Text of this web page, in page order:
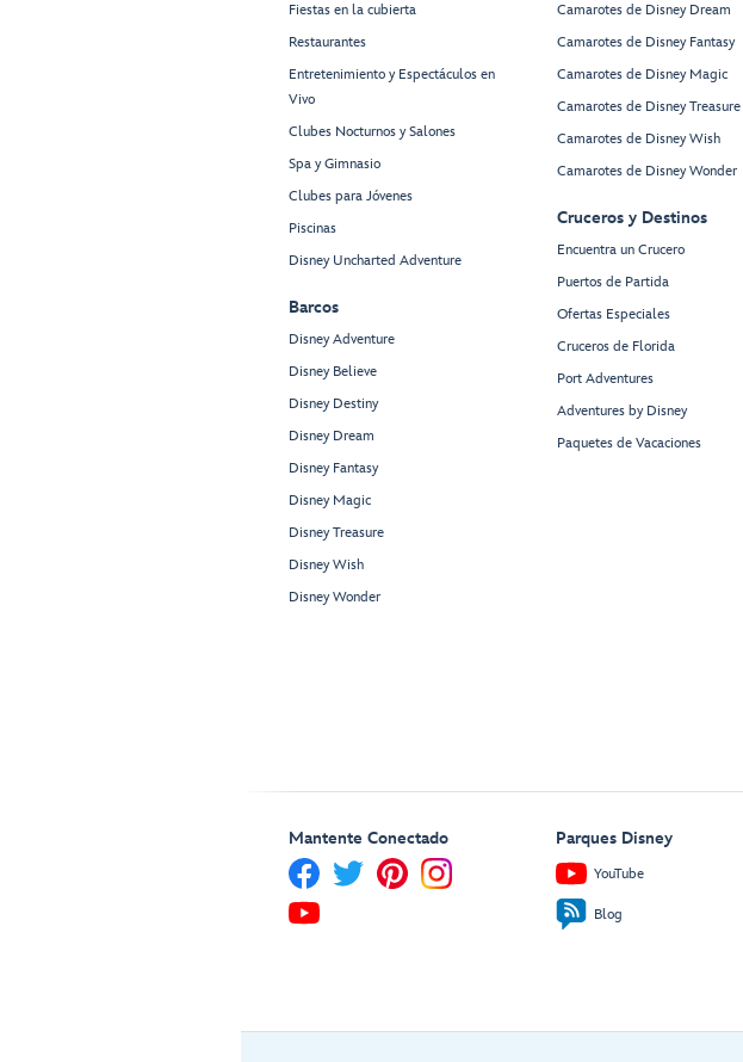
Fiestas en la cubierta
Restaurantes
Entretenimiento y Espectáculos en
Vivo
Clubes Nocturnos y Salones
Spa y Gimnasio
Clubes para Jóvenes
Piscinas
Disney Uncharted Adventure
Barcos
Disney Adventure
Disney Believe
Disney Destiny
Disney Dream
Disney Fantasy
Disney Magic
Disney Treasure
Disney Wish
Disney Wonder
Camarotes de Disney Dream
Camarotes de Disney Fantasy
Camarotes de Disney Magic
Camarotes de Disney Treasure
Camarotes de Disney Wish
Camarotes de Disney Wonder
Cruceros y Destinos
Encuentra un Crucero
Puertos de Partida
Ofertas Especiales
Cruceros de Florida
Port Adventures
Adventures by Disney
Paquetes de Vacaciones
Mantente Conectado Parques Disney
YouTube
Blog